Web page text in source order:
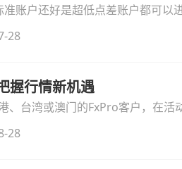
账户还好是超低点差账户都可以进
28
握行情新机遇
、台湾或澳门的FxPro客户，在
杂操作。
28